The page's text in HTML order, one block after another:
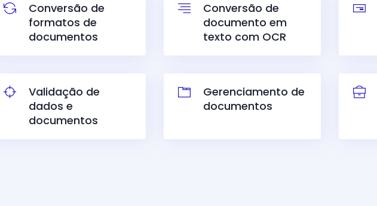
Conversão de
formatos de
documentos
Conversão de
documento em
texto com OCR
Validação de
dados e
documentos
Gerenciamento de
documentos